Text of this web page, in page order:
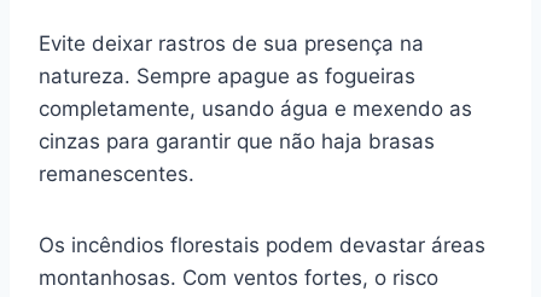
Evite deixar rastros de sua presença na
natureza. Sempre apague as fogueiras
completamente, usando água e mexendo as
cinzas para garantir que não haja brasas
remanescentes.
Os incêndios florestais podem devastar áreas
montanhosas. Com ventos fortes, o risco